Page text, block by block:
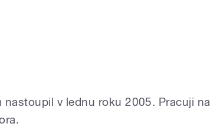
nastoupil v lednu roku 2005. Pracuji na